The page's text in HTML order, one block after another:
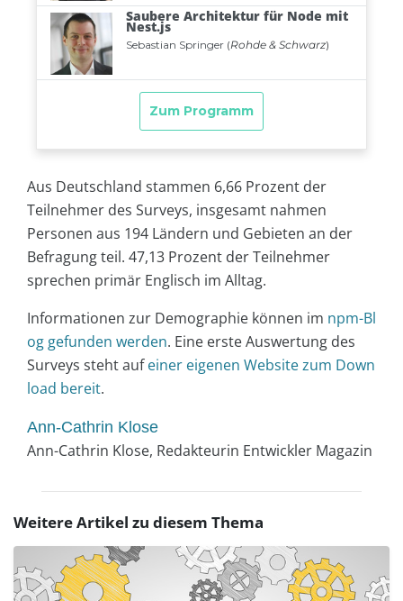
Aus Deutschland stammen 6,66 Prozent der
Teilnehmer des Surveys, insgesamt nahmen
Personen aus 194 Ländern und Gebieten an der
Befragung teil. 47,13 Prozent der Teilnehmer
sprechen primär Englisch im Alltag.
Informationen zur Demographie können im npm-Bl
og gefunden werden. Eine erste Auswertung des
Surveys steht aufeiner eigenen Website zum Down
load bereit.
Ann-Cathrin Klose
Ann-Cathrin Klose, Redakteurin Entwickler Magazin
Weitere Artikel zu diesem Thema